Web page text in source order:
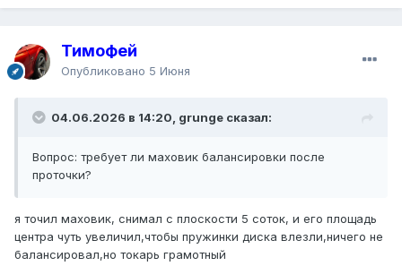
Тимофей
Опубликовано 5 Июня
04.06.2026 в 14:20, grunge сказал:
Вопрос: требует ли маховик балансировки после
проточки?
я точил маховик, снимал с плоскости 5 соток, и его площадь
центра чуть увеличил,чтобы пружинки диска влезли,ничего не
балансировал,но токарь грамотный